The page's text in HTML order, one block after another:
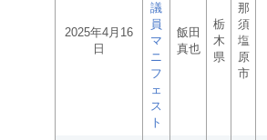
2025年4月16
日
議
員
マ
ニ
フ
ェ
ス
ト
飯田
真也
栃
木
県
那
須
塩
原
市